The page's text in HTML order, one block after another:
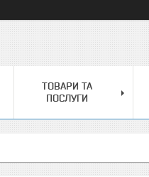
ТОВАРИ ТА
ПОСЛУГИ